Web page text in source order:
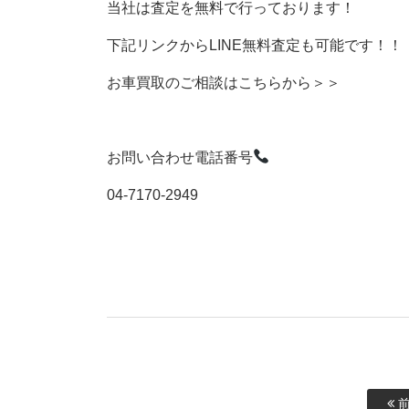
当社は査定を無料で行っております！
下記リンクからLINE無料査定も可能です！！
お車買取のご相談はこちらから＞＞
お問い合わせ電話番号
04-7170-2949